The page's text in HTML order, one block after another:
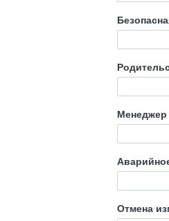
Менеджер
Отмена